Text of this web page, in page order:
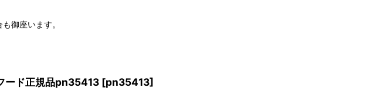
御座います。
ード正規品pn35413 [pn35413]